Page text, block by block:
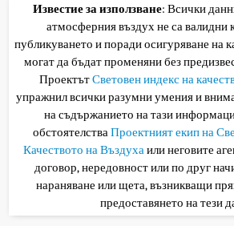
Известие за използване: Всички
атмосферния въздух не са
публикуването и поради осигуряване на
могат да бъдат променяни без
ПроектътСветовен индекс на
упражнил всички разумни умения и
на съдържанието на тази
обстоятелстваПроектният екип на
Качеството на Въздухаили неговите
договор, нередовност или по друг
нараняване или щета, възникващи
предоставянето на тези